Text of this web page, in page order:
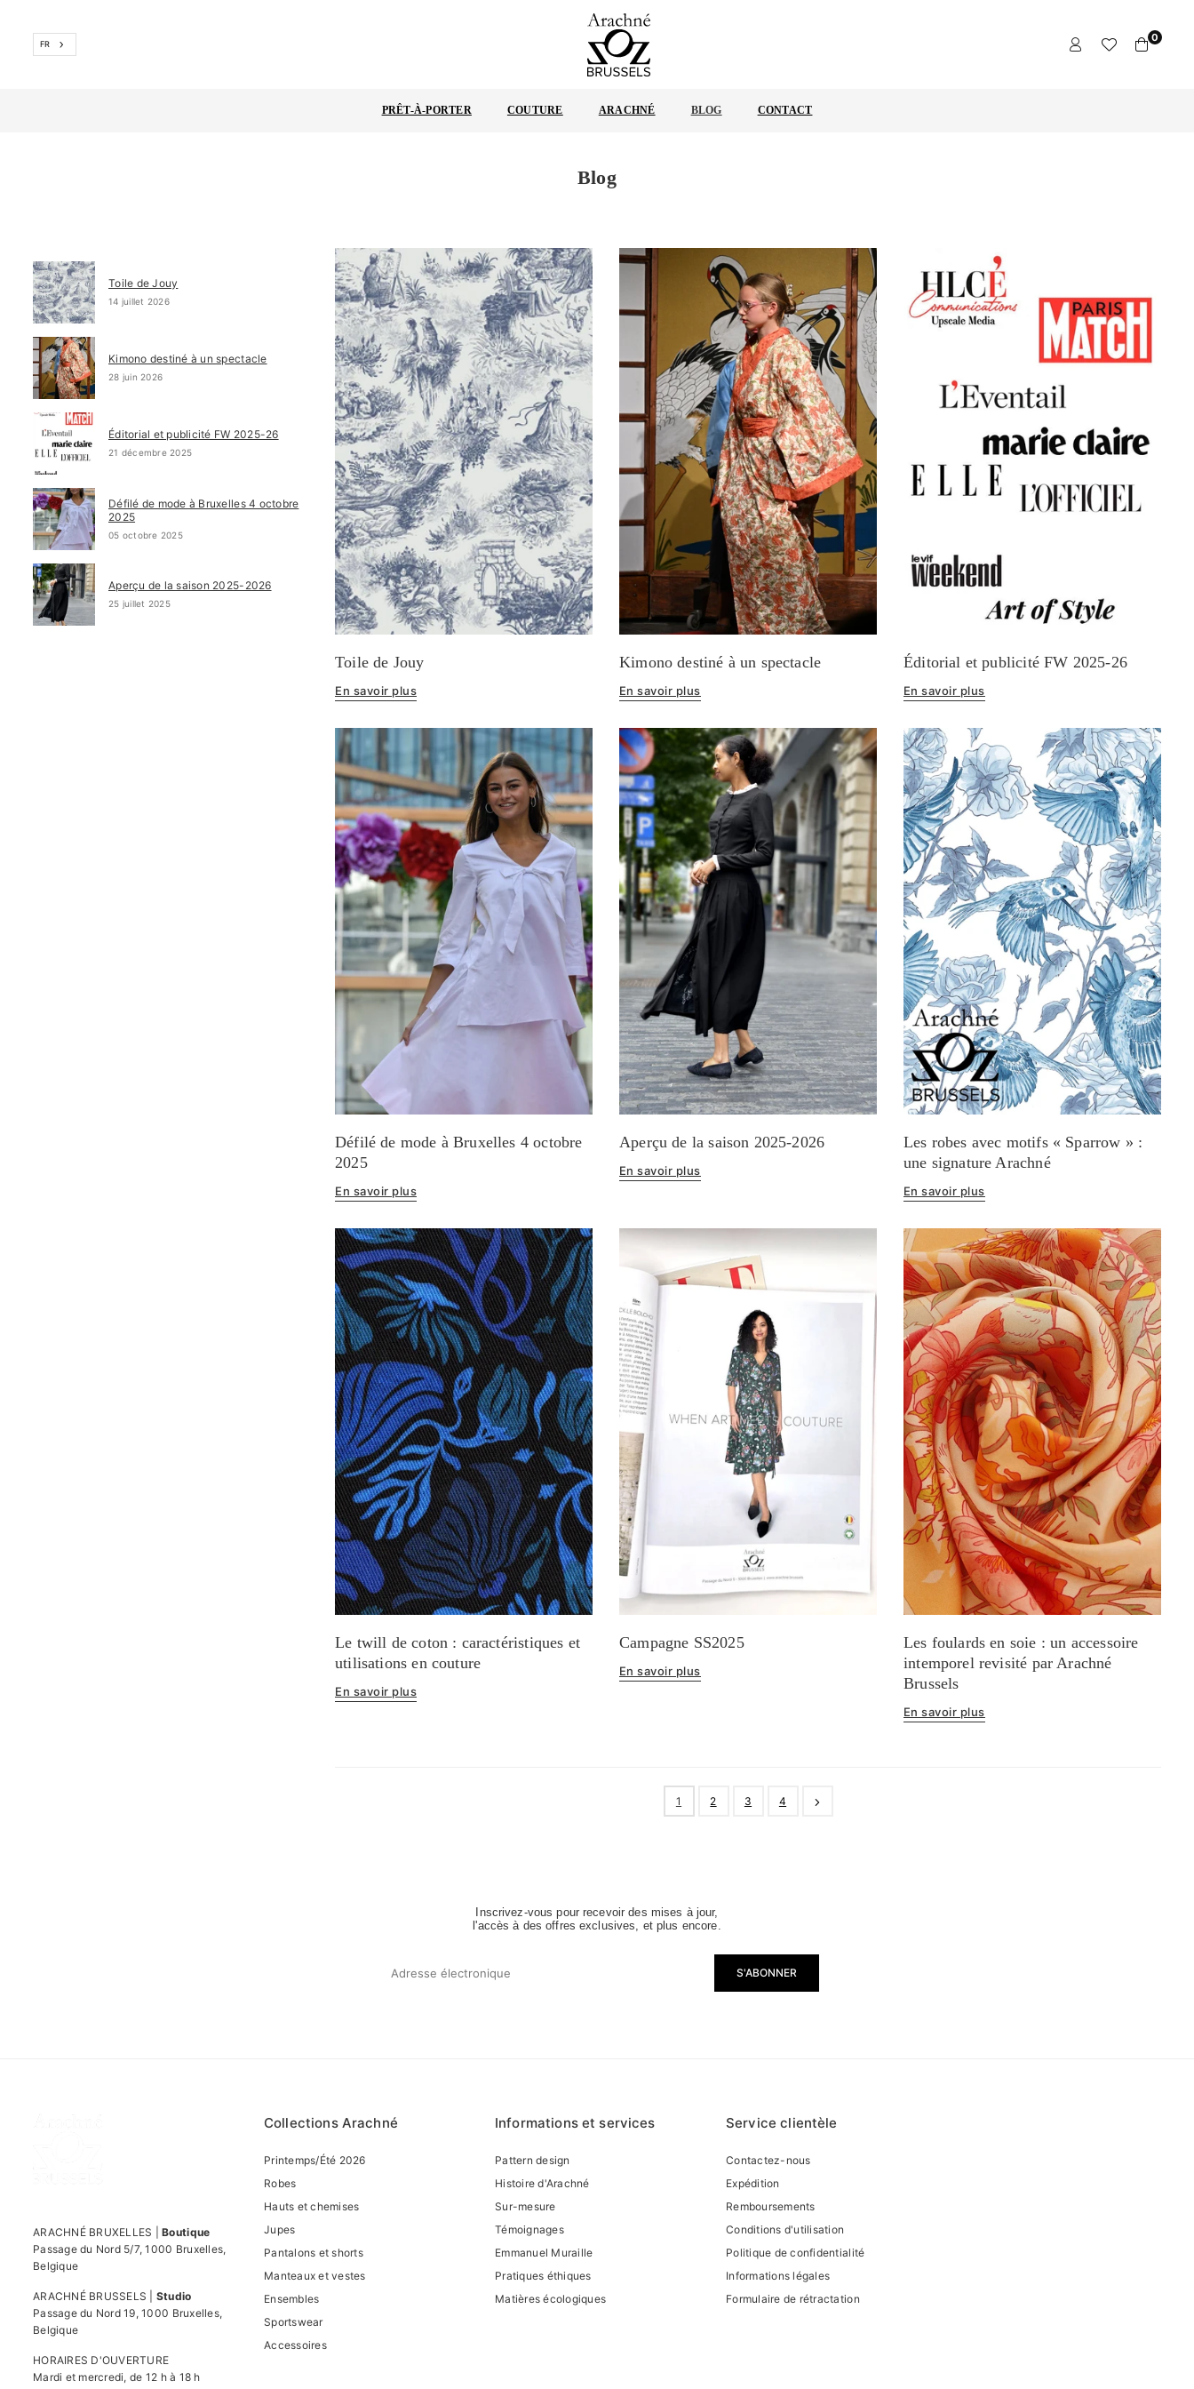
FR
BRUXELLES
0
PRÊT-À-PORTER COUTURE ARACHNÉ BLOG CONTACT
Blog
Toile de Jouy
En savoir plus
Kimono destiné à un spectacle
En savoir plus
Éditorial et publicité FW 2025-26
En savoir plus
Défilé de mode à Bruxelles 4 octobre
2025
En savoir plus
Aperçu de la saison 2025-2026
En savoir plus
Les robes avec motifs « Sparrow » :
une signature Arachné
En savoir plus
Le twill de coton : caractéristiques et
utilisations en couture
En savoir plus
Campagne SS2025
En savoir plus
Les foulards en soie : un accessoire
intemporel revisité par Arachné
Brussels
En savoir plus
1 2 3 4
Toile de Jouy
14 juillet 2026
Kimono destiné à un spectacle
28 juin 2026
Éditorial et publicité FW 2025-26
21 décembre 2025
Défilé de mode à Bruxelles 4 octobre
2025
05 octobre 2025
Aperçu de la saison 2025-2026
25 juillet 2025
Inscrivez-vous pour recevoir des mises à jour,
l'accès à des offres exclusives, et plus encore.
S'ABONNER
ARACHNÉ BRUXELLES |Boutique
Passage du Nord 5/7, 1000 Bruxelles,
Belgique
ARACHNÉ BRUSSELS | Studio
Passage du Nord 19, 1000 Bruxelles,
Belgique
HORAIRES D'OUVERTURE
Mardi et mercredi, de 12 h à 18 h
Collections Arachné
Printemps/Été 2026
Robes
Hauts et chemises
Jupes
Pantalons et shorts
Manteaux et vestes
Ensembles
Sportswear
Accessoires
Informations et services
Pattern design
Histoire d'Arachné
Sur-mesure
Témoignages
Emmanuel Muraille
Pratiques éthiques
Matières écologiques
Service clientèle
Contactez-nous
Expédition
Remboursements
Conditions d'utilisation
Politique de confidentialité
Informations légales
Formulaire de rétractation